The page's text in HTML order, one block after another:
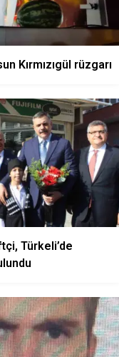
Kırmızıgül rüzgarı
Türkeli’de